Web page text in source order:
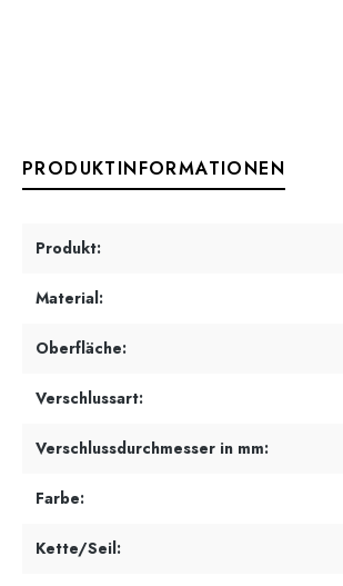
PRODUKTINFORMATIONEN
Produkt:
Material:
Oberfläche:
Verschlussart:
Verschlussdurchmesser in mm:
Farbe:
Kette/Seil: